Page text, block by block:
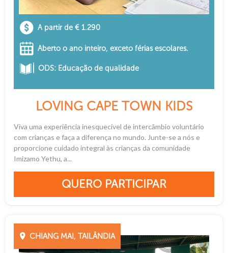
A partir de € 1.290
Aberto o ano inteiro, exceto férias escolares.
ODS: Educação de qualidade
LOVING CAPE TOWN KIDS
Viva uma experiência inesquecível de intercâmbio voluntário
com crianças e faça a diferença no mundo. Junte-se a nós e
proporcione cuidado integral às crianças da comunidade
Imizamo Yethu, a...
QUERO PARTICIPAR
CHIANG MAI, TAILÂNDIA